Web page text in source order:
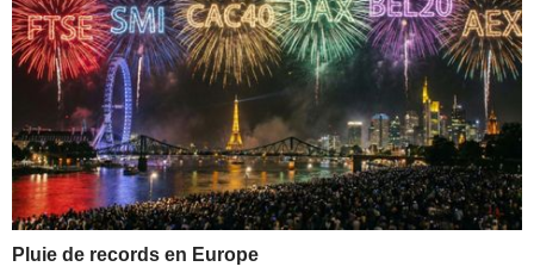
Pluie de records en Europe